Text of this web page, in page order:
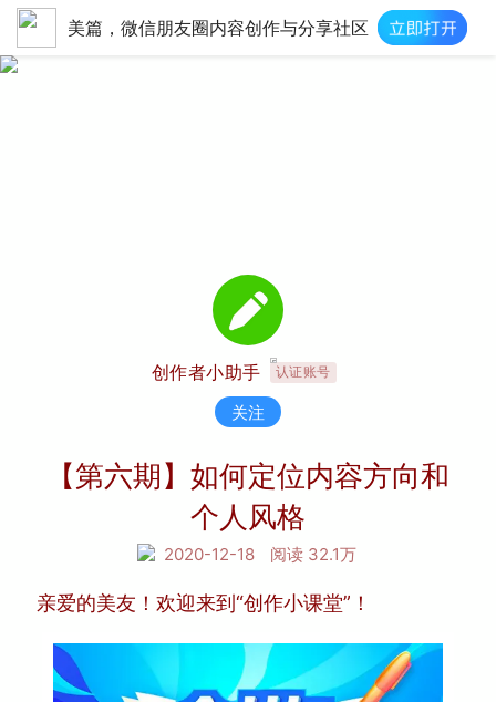
美篇，微信朋友圈内容创作与分享社区
创作者小助手 认证账号
关注
【第六期】如何定位内容方向和
个人风格
2020-12-18 阅读 32.1万
亲爱的美友！欢迎来到“创作小课堂”！